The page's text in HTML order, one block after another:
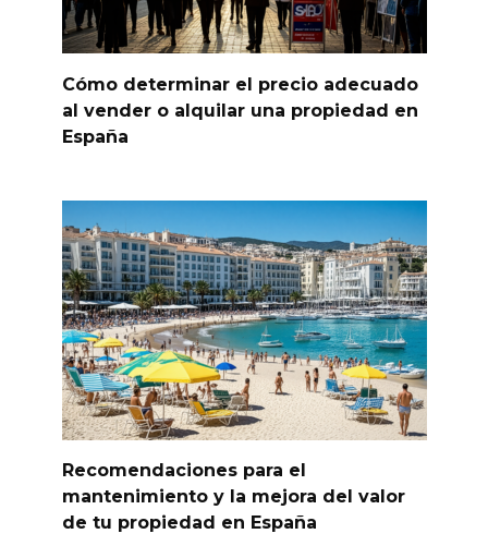
Cómo determinar el precio adecuado
al vender o alquilar una propiedad en
España
Recomendaciones para el
mantenimiento y la mejora del valor
de tu propiedad en España